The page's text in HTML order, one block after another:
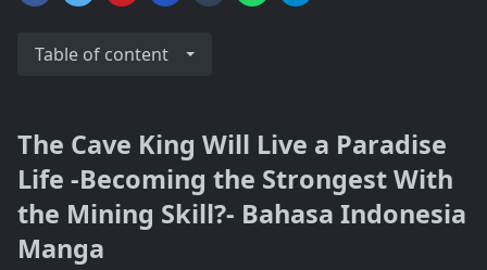
Table of content
The Cave King Will Live a Paradise
Life -Becoming the Strongest With
the Mining Skill?- Bahasa Indonesia
Manga